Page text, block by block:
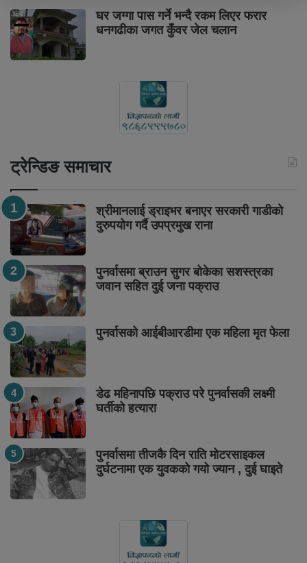
घर जग्गा पास गर्ने भन्दै रकम लिएर फरार
धनगढीका जगत कुँवर जेल चलान
ट्रेन्डिङ समाचार
श्रीमानलाई ड्राइभर बनाएर सरकारी गाडीको
दुरुपयोग गर्दै उपप्रमुख राना
पुनर्वासमा ब्राउन सुगर बोकेका सशस्त्रका
जवान सहित दुई जना पक्राउ
पुनर्वासको आईबीआरडीमा एक महिला मृत फेला
डेढ महिनापछि पक्राउ परे पुनर्वासकी लक्ष्मी
घर्तीको हत्यारा
पुनर्वासमा तीजकै दिन राति मोटरसाइकल
दुर्घटनामा एक युवकको गयो ज्यान , दुई घाइते